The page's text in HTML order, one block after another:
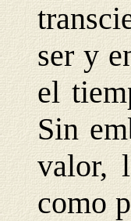
ser y
el
Sin
valor,
como